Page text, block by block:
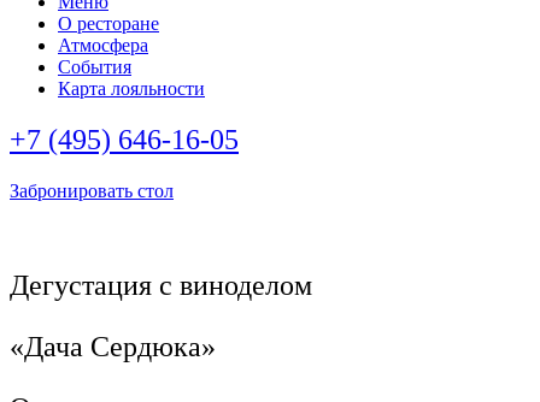
О ресторане
Атмосфера
События
Карта лояльности
+7 (495) 646-16-05
Забронировать стол
Дегустация с виноделом
«Дача Сердюка»